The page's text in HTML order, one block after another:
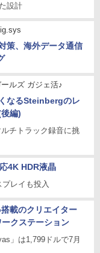
設計
策、海外データ通信
ルズ ガジェ活♪
なるSteinbergのレ
編)
チトラック録音に挑
4K HDR液晶
レイも投入
載のクリエイター
クステーション
」は1,799ドルで7月